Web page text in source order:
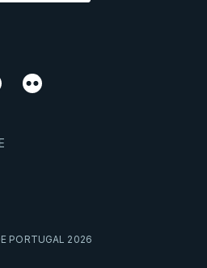
PORTUGAL 2026